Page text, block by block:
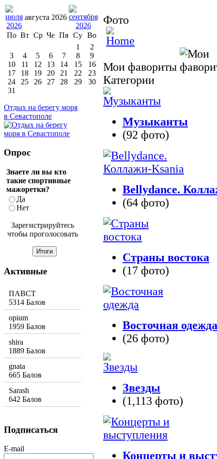
Фото
Мои фавориты
Категории
Музыканты
(92 фото)
Bellydance.
(64 фото)
Страны востока
(17 фото)
Восточная одежда
(26 фото)
Звезды
(1,113 фото)
Концерты и
августа 2026
По Вт Ср Че Пя Су Во
1
2
3
4 5 6 7 8
9
10
11 12 13 14 15
16
17
18 19 20 21 22
23
24
25 26 27 28 29
30
31
Отдых на берегу моря
в Севастополе
Опрос
Знаете ли вы кто
такие спортивные
мажоретки?
Да
Нет
Зарегистрируйтесь
чтобы проголосовать
Активные
ПАВСТ
5314 Балов
opium
1959 Балов
shira
1889 Балов
gnata
665 Балов
Sarash
642 Балов
Подписаться
E-mail